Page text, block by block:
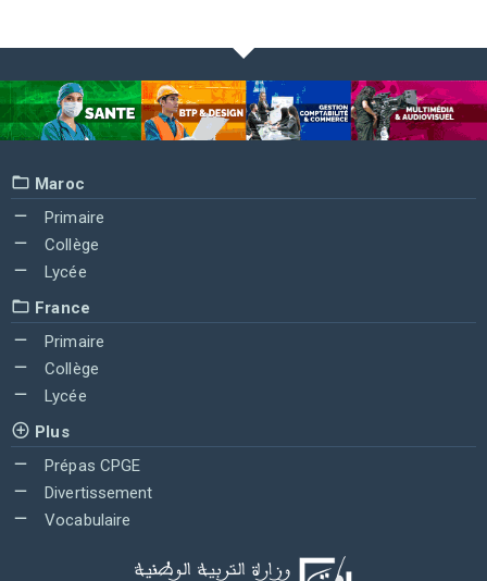
Maroc
Primaire
Collège
Lycée
France
Primaire
Collège
Lycée
Plus
Prépas CPGE
Divertissement
Vocabulaire